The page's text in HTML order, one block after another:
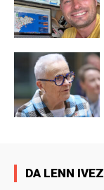
DA LENN IVEZ